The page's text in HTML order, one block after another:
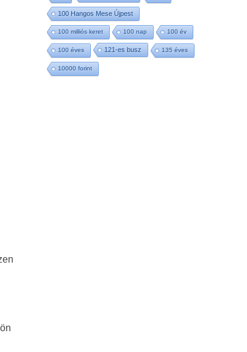
100 Hangos Mese Újpest
100 milliós keret 100 nap 100 év
100 éves 121-es busz 135 éves
10000 forint